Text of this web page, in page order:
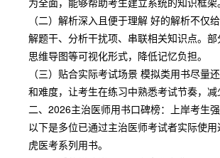
（二）解析深入且便于理解 好的解析不仅
解题干、分析干扰项、串联相关知识点。部
思维导图等可视化形式，降低记忆负担。
（三）贴合实际考试场景 模拟类用书尽量
和难度，让考生在练习中熟悉考试节奏，减
二、2026主治医师用书口碑榜：上岸考生强
以下是多位已通过主治医师考试者实际使
虎医考系列用书。